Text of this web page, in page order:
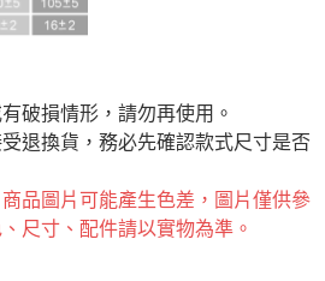
破損情形，請勿再使用。
退換貨，務必先確認款式尺寸是否
品圖片可能產生色差，圖片僅供參
尺寸、配件請以實物為準。